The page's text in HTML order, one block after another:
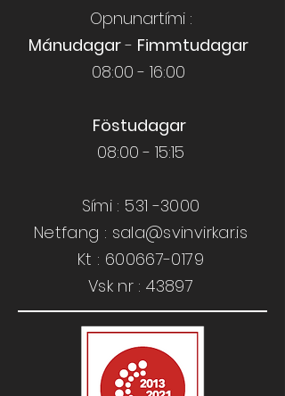
Opnunartími :
Mánudagar- Fimmtudagar
08:00 - 16:00
Föstudagar
08:00 - 15:15
Sími : 531 -3000
Netfang : sala@svinvirkar.is
​​Kt : 600667-0179
Vsk nr : 43897